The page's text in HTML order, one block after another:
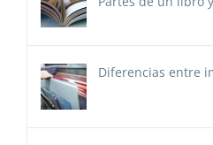
Diferencias entre